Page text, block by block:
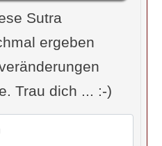
Urgrund der
Sinne der
Evolution.)
der Medizin für die
die [
Sutra
ergeben
Trau dich ... :-)